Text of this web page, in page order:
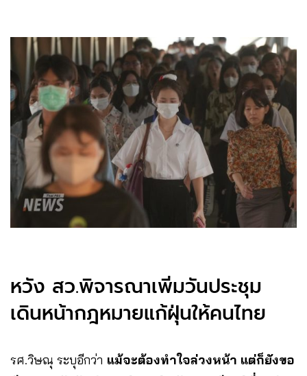
หวัง สว.พิจารณาเพิ่มวันประชุม
เดินหน้ากฎหมายแก้ฝุ่นให้คนไทย
รศ.วิษณุ ระบุอีกว่า แม้จะต้องทำใจล่วงหน้า แต่ก็ยังขอ